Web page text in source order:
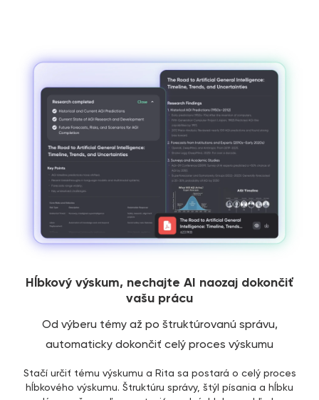
Hĺbkový výskum, nechajte AI naozaj dokončiť
vašu prácu
Od výberu témy až po štruktúrovanú správu,
automaticky dokončiť celý proces výskumu
Stačí určiť tému výskumu a Rita sa postará o celý proces
hĺbkového výskumu. Štruktúru správy, štýl písania a hĺbku